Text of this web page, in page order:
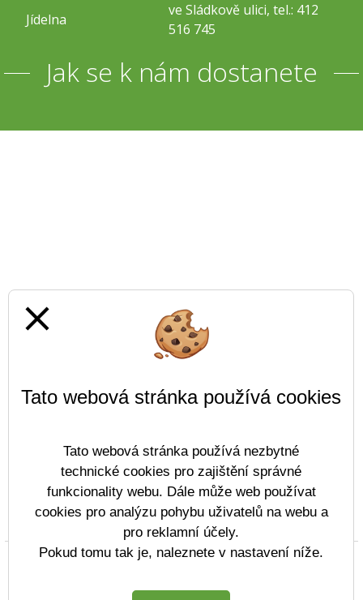
Jídelna
ve Sládkově ulici, tel.: 412
516 745
Jak se k nám dostanete
Prohlášení o přístupnosti Mapa webu
Copyright © 2022 - 2023 ZŠ Komenského Děčín &
close
Tato webová stránka používá cookies
Tato webová stránka používá nezbytné
technické cookies pro zajištění správné
funkcionality webu. Dále může web používat
cookies pro analýzu pohybu uživatelů na webu a
pro reklamní účely.
Pokud tomu tak je, naleznete v nastavení níže.